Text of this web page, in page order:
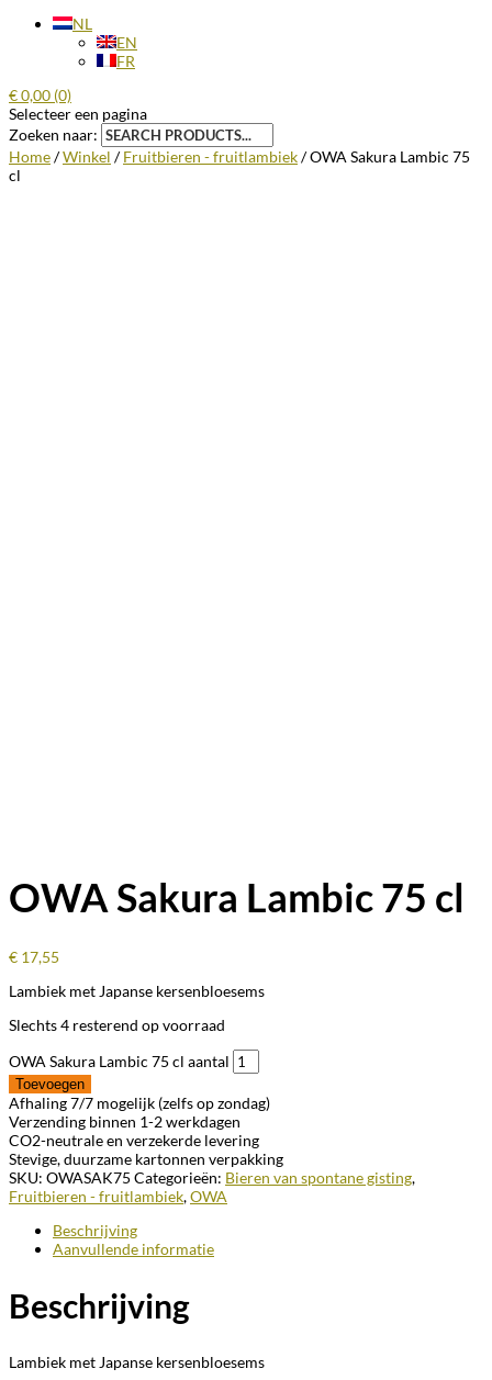
NL
EN
FR
€0,00 (0)
Selecteer een pagina
Zoeken naar:
Home/Winkel /Fruitbieren - fruitlambiek/ OWA Sakura Lambic 75
cl
OWA Sakura Lambic 75 cl
€ 17,55
Lambiek met Japanse kersenbloesems
Slechts 4 resterend op voorraad
OWA Sakura Lambic 75 cl aantal
Toevoegen
Afhaling 7/7 mogelijk (zelfs op zondag)
Verzending binnen 1-2 werkdagen
CO2-neutrale en verzekerde levering
Stevige, duurzame kartonnen verpakking
SKU: OWASAK75 Categorieën: Bieren van spontane gisting,
Fruitbieren - fruitlambiek,OWA
Beschrijving
Aanvullende informatie
Beschrijving
Lambiek met Japanse kersenbloesems